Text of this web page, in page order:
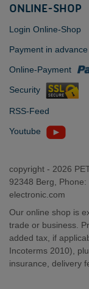
ONLINE-SHOP
Login Online-Shop
Payment in advance
Online-Payment
Security
RSS-Feed
Youtube
copyright - 2026
92348 Berg,
electronic.com
Our online shop is
trade or business.
added tax, if
Incoterms 2010),
insurance, delivery